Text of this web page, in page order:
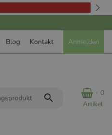
Blog Kontakt Anmelden
- 0
Artikel